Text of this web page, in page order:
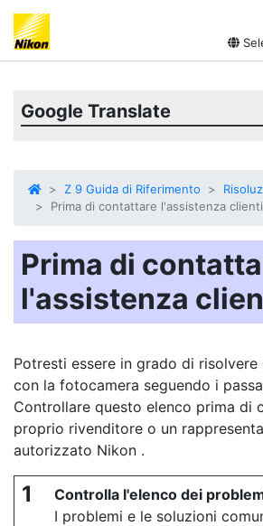
Google Translate
Z 9 Guida di Riferimento
Prima di contattare l'assistenza clienti
Prima di
l'assistenza
Potresti essere in grado di
con la fotocamera seguendo i
Controllare questo elenco prima di
proprio rivenditore o un
autorizzato Nikon .
1
Controlla l'elenco dei
I problemi e le soluzioni